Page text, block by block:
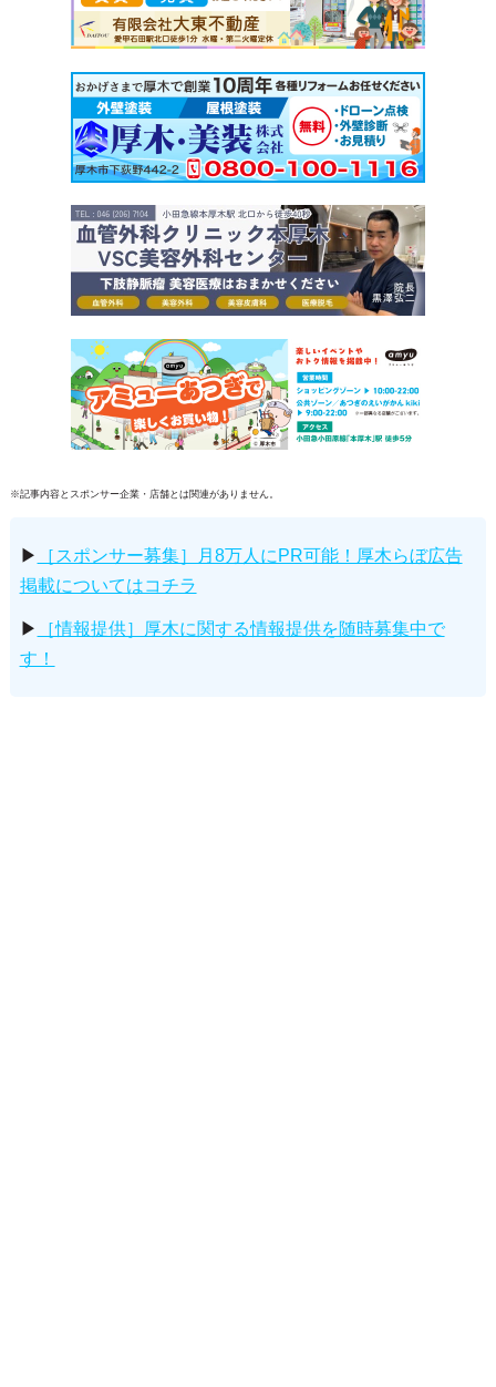
※記事内容とスポンサー企業・店舗とは関連がありません。
▶
［スポンサー募集］月8万人にPR可能！厚木らぼ広告
掲載についてはコチラ
▶
［情報提供］厚木に関する情報提供を随時募集中で
す！